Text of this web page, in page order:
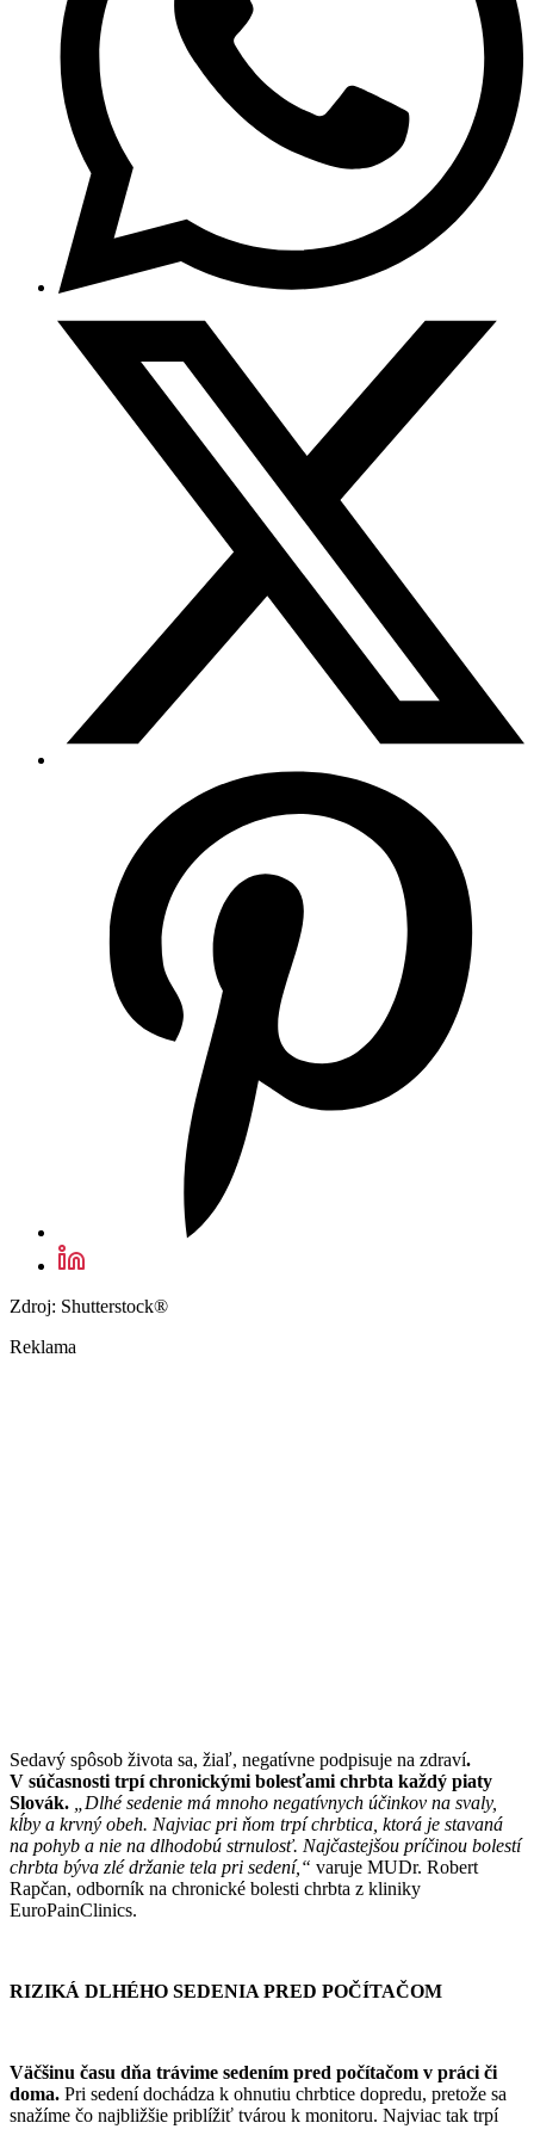
Zdroj: Shutterstock®
Reklama
Sedavý spôsob života sa, žiaľ, negatívne podpisuje na zdraví.
V súčasnosti trpí chronickými bolesťami chrbta každý piaty
Slovák. „Dlhé sedenie má mnoho negatívnych účinkov na svaly,
kĺby a krvný obeh. Najviac pri ňom trpí chrbtica, ktorá je stavaná
na pohyb a nie na dlhodobú strnulosť. Najčastejšou príčinou bolestí
chrbta býva zlé držanie tela pri sedení,“ varuje MUDr. Robert
Rapčan, odborník na chronické bolesti chrbta z kliniky
EuroPainClinics.
RIZIKÁ DLHÉHO SEDENIA PRED POČÍTAČOM
Väčšinu času dňa trávime sedením pred počítačom v práci či
doma. Pri sedení dochádza k ohnutiu chrbtice dopredu, pretože sa
snažíme čo najbližšie priblížiť tvárou k monitoru. Najviac tak trpí